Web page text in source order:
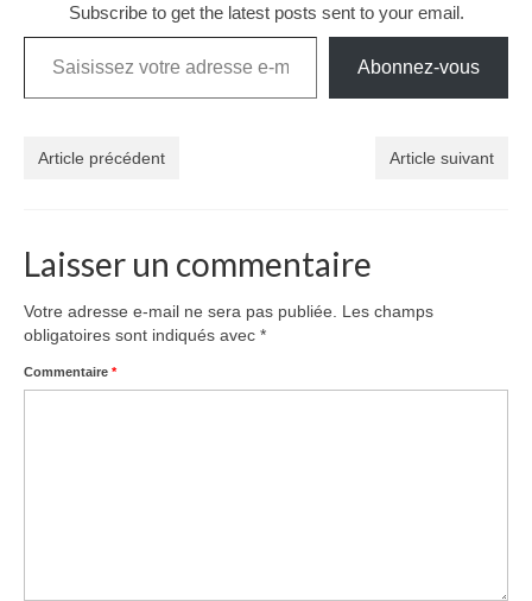
Subscribe to get the latest posts sent to your email.
Saisissez votre adresse e-mail…
Abonnez-vous
Article précédent Article suivant
Laisser un commentaire
Votre adresse e-mail ne sera pas publiée.
Les champs
obligatoires sont indiqués avec *
Commentaire *